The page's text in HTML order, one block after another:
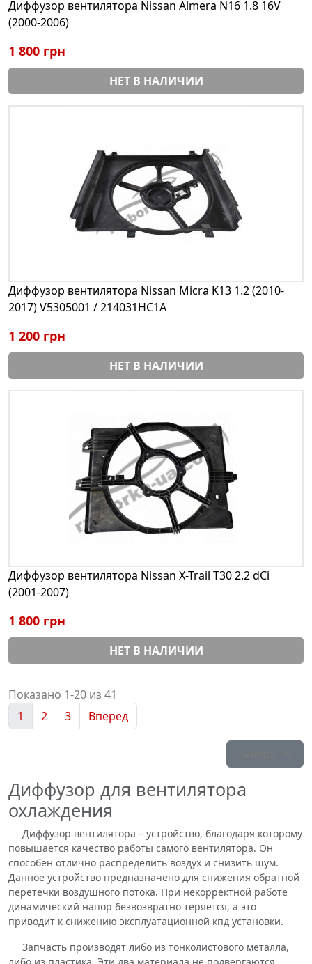
Диффузор вентилятора Nissan Almera N16 1.8 16V
(2000-2006)
1 800 грн
НЕТ В НАЛИЧИИ
Диффузор вентилятора Nissan Micra K13 1.2 (2010-
2017) V5305001 / 214031HC1A
1 200 грн
НЕТ В НАЛИЧИИ
Диффузор вентилятора Nissan X-Trail T30 2.2 dCi
(2001-2007)
1 800 грн
НЕТ В НАЛИЧИИ
Показано 1-20 из 41
1
2 3 Вперед
Диффузор для вентилятора
охлаждения
Диффузор вентилятора – устройство, благодаря которому
повышается качество работы самого вентилятора. Он
способен отлично распределить воздух и снизить шум.
Данное устройство предназначено для снижения обратной
перетечки воздушного потока. При некорректной работе
динамический напор безвозвратно теряется, а это
приводит к снижению эксплуатационной кпд установки.
Запчасть производят либо из тонколистового металла,